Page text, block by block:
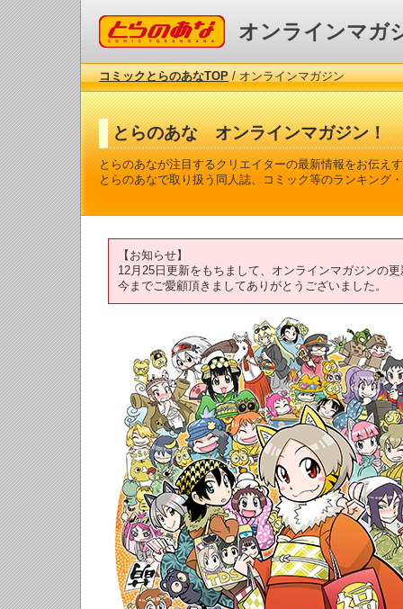
コミックとらのあな オンラインマガ
コミックとらのあなTOP/ オンラインマガジン
とらのあな オンラインマガジン！
とらのあなが注目するクリエイターの最新情報をお伝え
とらのあなで取り扱う同人誌、コミック等のランキング
【お知らせ】
12月25日更新をもちまして、オンラインマガジンの
今までご愛顧頂きましてありがとうございました。